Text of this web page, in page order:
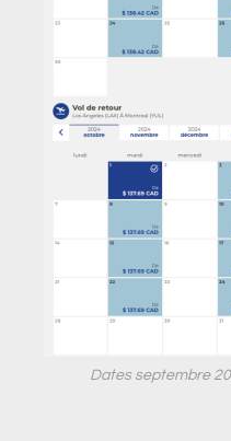
Dates septembre